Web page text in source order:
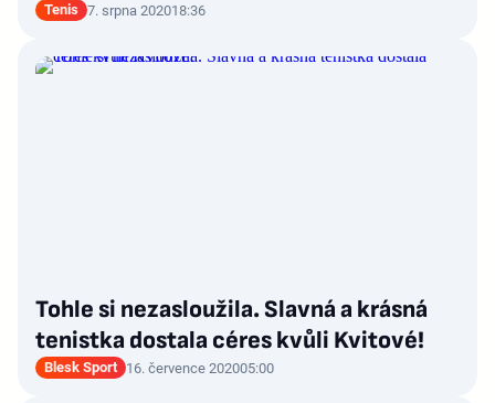
Tenis 7. srpna 202018:36
Tohle si nezasloužila. Slavná a krásná
tenistka dostala céres kvůli Kvitové!
Blesk Sport 16. července 202005:00